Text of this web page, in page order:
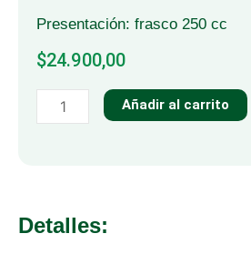
Presentación: frasco 250 cc
$24.900,00
AGUA
MICELAR
ROSAS
Añadir al carrito
Detalles: